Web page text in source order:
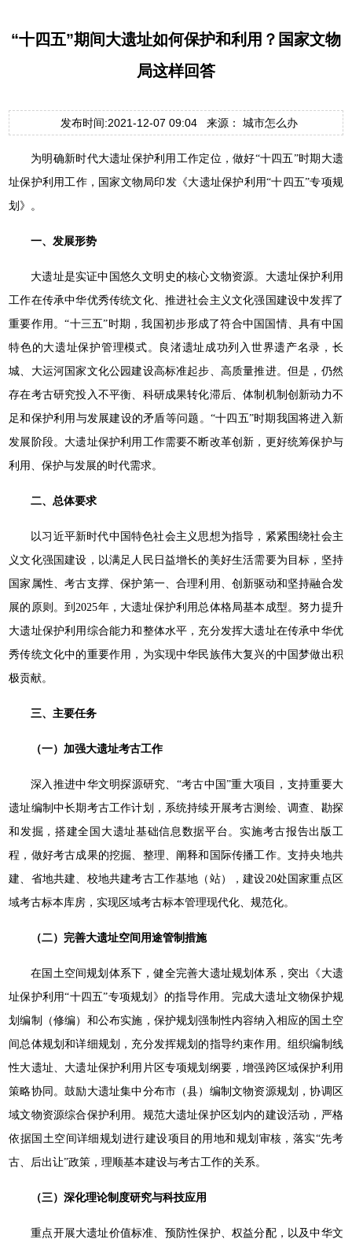
“十四五”期间大遗址如何保护和利用？国家文物
局这样回答
发布时间:2021-12-07 09:04 来源： 城市怎么办
为明确新时代大遗址保护利用工作定位，做好“十四五”时期大遗
址保护利用工作，国家文物局印发《大遗址保护利用“十四五”专项规
划》。
一、发展形势
大遗址是实证中国悠久文明史的核心文物资源。大遗址保护利用
工作在传承中华优秀传统文化、推进社会主义文化强国建设中发挥了
重要作用。“十三五”时期，我国初步形成了符合中国国情、具有中国
特色的大遗址保护管理模式。良渚遗址成功列入世界遗产名录，长
城、大运河国家文化公园建设高标准起步、高质量推进。但是，仍然
存在考古研究投入不平衡、科研成果转化滞后、体制机制创新动力不
足和保护利用与发展建设的矛盾等问题。“十四五”时期我国将进入新
发展阶段。大遗址保护利用工作需要不断改革创新，更好统筹保护与
利用、保护与发展的时代需求。
二、总体要求
以习近平新时代中国特色社会主义思想为指导，紧紧围绕社会主
义文化强国建设，以满足人民日益增长的美好生活需要为目标，坚持
国家属性、考古支撑、保护第一、合理利用、创新驱动和坚持融合发
展的原则。到2025年，大遗址保护利用总体格局基本成型。努力提升
大遗址保护利用综合能力和整体水平，充分发挥大遗址在传承中华优
秀传统文化中的重要作用，为实现中华民族伟大复兴的中国梦做出积
极贡献。
三、主要任务
（一）加强大遗址考古工作
深入推进中华文明探源研究、“考古中国”重大项目，支持重要大
遗址编制中长期考古工作计划，系统持续开展考古测绘、调查、勘探
和发掘，搭建全国大遗址基础信息数据平台。实施考古报告出版工
程，做好考古成果的挖掘、整理、阐释和国际传播工作。支持央地共
建、省地共建、校地共建考古工作基地（站），建设20处国家重点区
域考古标本库房，实现区域考古标本管理现代化、规范化。
（二）完善大遗址空间用途管制措施
在国土空间规划体系下，健全完善大遗址规划体系，突出《大遗
址保护利用“十四五”专项规划》的指导作用。完成大遗址文物保护规
划编制（修编）和公布实施，保护规划强制性内容纳入相应的国土空
间总体规划和详细规划，充分发挥规划的指导约束作用。组织编制线
性大遗址、大遗址保护利用片区专项规划纲要，增强跨区域保护利用
策略协同。鼓励大遗址集中分布市（县）编制文物资源规划，协调区
域文物资源综合保护利用。规范大遗址保护区划内的建设活动，严格
依据国土空间详细规划进行建设项目的用地和规划审核，落实“先考
古、后出让”政策，理顺基本建设与考古工作的关系。
（三）深化理论制度研究与科技应用
重点开展大遗址价值标准、预防性保护、权益分配，以及中华文